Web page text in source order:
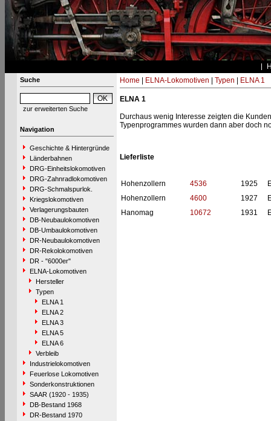
Suche
zur erweiterten Suche
Navigation
Geschichte & Hintergründe
Länderbahnen
DRG-Einheitslokomotiven
DRG-Zahnradlokomotiven
DRG-Schmalspurlok.
Kriegslokomotiven
Verlagerungsbauten
DB-Neubaulokomotiven
DB-Umbaulokomotiven
DR-Neubaulokomotiven
DR-Rekolokomotiven
DR - "6000er"
ELNA-Lokomotiven
Hersteller
Typen
ELNA 1
ELNA 2
ELNA 3
ELNA 5
ELNA 6
Verbleib
Industrielokomotiven
Feuerlose Lokomotiven
Sonderkonstruktionen
SAAR (1920 - 1935)
DB-Bestand 1968
DR-Bestand 1970
Home ELNA-Lokomotiven Typen ELNA 1
ELNA 1
Durchaus wenig Interesse zeigten die
Typenprogrammes wurden dann aber doch
Lieferliste
Hohenzollern 4536 1925
Hohenzollern
4600 1927
Hanomag
10672 1931